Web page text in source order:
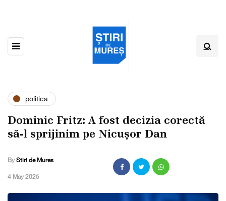
politica
Dominic Fritz: A fost decizia corectă
să-l sprijinim pe Nicușor Dan
By Stiri de Mures
,4 May 2025